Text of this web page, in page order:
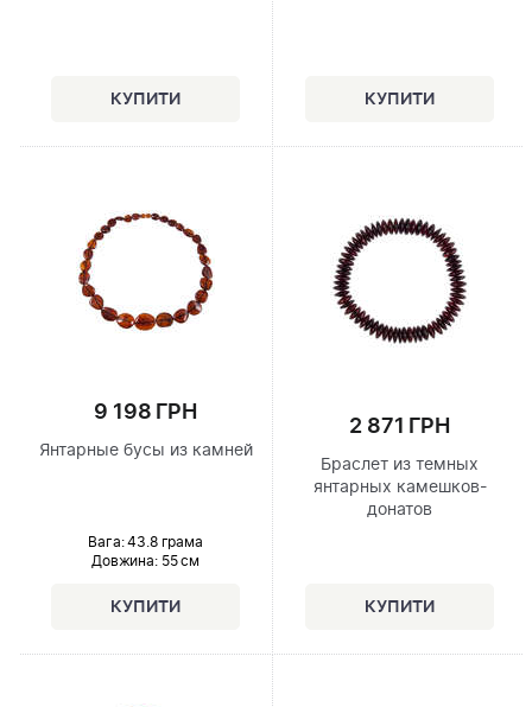
9 198 ГРН
Янтарные бусы из камней
Вага: 43.8 грама
Довжина:55 см
2 871 ГРН
Браслет из темных
янтарных камешков-
донатов